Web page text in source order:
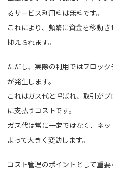
るサービス利用料は無料です。
これにより、頻繁に資金を移動
抑えられます。
ただし、実際の利用ではブロッ
が発生します。
これはガス代と呼ばれ、取引が
に支払うコストです。
ガス代は常に一定ではなく、ネ
よって大きく変動します。
コスト管理のポイントとして重